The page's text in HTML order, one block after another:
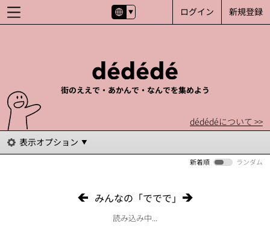
新規登録
ログイン
街のええで・あかんで・なんでを集めよう
dédédéについて >>
表示オプション
新着順 ランダム
みんなの「ででで」
読み込み中...